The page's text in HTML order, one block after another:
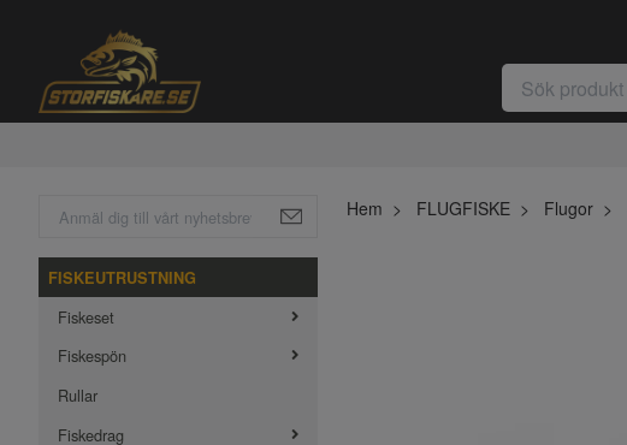
FISKEUTRUSTNING
Fiskeset
Fiskespön
Rullar
Fiskedrag
Hem FLUGFISKE Flugor